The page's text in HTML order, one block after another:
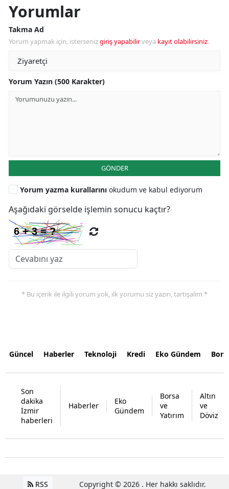
Yorumlar
Takma Ad
Yorum yapmak için, istersenizgiriş yapabilirveya kayıt olabilirsiniz.
Yorum Yazın (500 Karakter)
GÖNDER
Yorum yazma kurallarını okudum ve kabul ediyorum
Aşağıdaki görselde işlemin sonucu kaçtır?
* Bu içerik ile ilgili yorum yok, ilk yorumu siz yazın, tartışalım *
Güncel Haberler Teknoloji Kredi Eko Gündem
Son
dakika
İzmir
haberleri
Haberler
Eko
Gündem
Borsa
ve
Yatırım
Altın
ve
Döviz
RSS Copyright © 2026 . Her hakkı saklıdır.